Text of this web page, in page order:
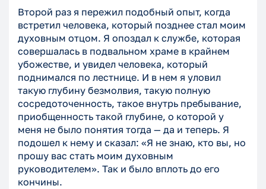
Второй раз я пережил подобный опыт, когда
встретил человека, который позднее стал моим
духовным отцом. Я опоздал к службе, которая
совершалась в подвальном храме в крайнем
убожестве, и увидел человека, который
поднимался по лестнице. И в нем я уловил
такую глубину безмолвия, такую полную
сосредоточенность, такое внутрь пребывание,
приобщенность такой глубине, о которой у
меня не было понятия тогда — да и теперь. Я
подошел к нему и сказал: «Я не знаю, кто вы, но
прошу вас стать моим духовным
руководителем». Так и было вплоть до его
кончины.